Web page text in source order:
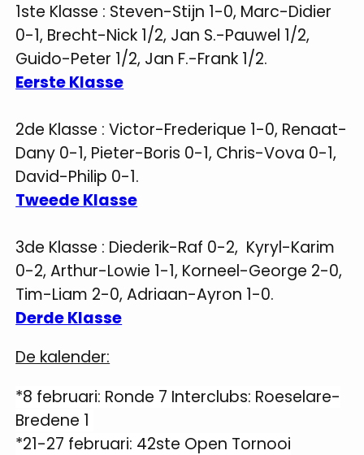
1ste Klasse : Steven-Stijn 1-0, Marc-Didier
0-1, Brecht-Nick 1/2, Jan S.-Pauwel 1/2,
Guido-Peter 1/2, Jan F.-Frank 1/2.
Eerste Klasse
2de Klasse :Victor-Frederique 1-0, Renaat-
Dany 0-1, Pieter-Boris 0-1, Chris-Vova 0-1,
David-Philip 0-1.
Tweede Klasse
3de Klasse : Diederik-Raf 0-2, Kyryl-Karim
0-2, Arthur-Lowie 1-1, Korneel-George 2-0,
Tim-Liam 2-0, Adriaan-Ayron 1-0.
Derde Klasse
De kalender:
*8 februari: Ronde 7 Interclubs: Roeselare-
Bredene 1
*21-27 februari: 42ste Open Tornooi